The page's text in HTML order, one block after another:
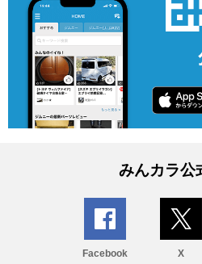
みんカラ公
Facebook X